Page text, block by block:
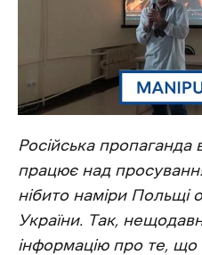
Російська
працює над
нібито наміри Польщі
України. Так,
інформацію про те, що